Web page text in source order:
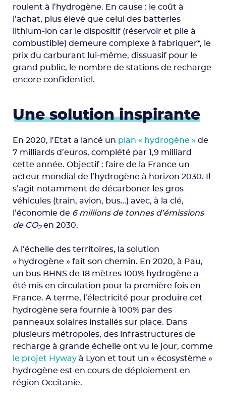
roulent à l’hydrogène. En cause : le coût à
l’achat, plus élevé que celui des batteries
lithium-ion car le dispositif (réservoir et pile à
combustible) demeure complexe à fabriquer*, le
prix du carburant lui-même, dissuasif pour le
grand public, le nombre de stations de recharge
encore confidentiel.
Une solution inspirante
En 2020, l’Etat a lancé un plan « hydrogène » de
7 milliards d’euros, complété par 1,9 milliard
cette année. Objectif : faire de la France un
acteur mondial de l’hydrogène à horizon 2030. Il
s’agit notamment de décarboner les gros
véhicules (train, avion, bus…) avec, à la clé,
l’économie de 6 millions de tonnes d’émissions
de CO2en 2030.
A l’échelle des territoires, la solution
« hydrogène » fait son chemin. En 2020, à Pau,
un bus BHNS de 18 mètres 100% hydrogène a
été mis en circulation pour la première fois en
France. A terme, l’électricité pour produire cet
hydrogène sera fournie à 100% par des
panneaux solaires installés sur place. Dans
plusieurs métropoles, des infrastructures de
recharge à grande échelle ont vu le jour, comme
le projet Hyway à Lyon et tout un « écosystème »
hydrogène est en cours de déploiement en
région Occitanie.